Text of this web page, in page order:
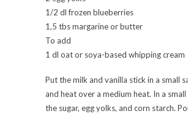
1/2 dl frozen blueberries
1,5 tbs margarine or butter
To add
1 dl oat or soya-based whipping cream
Put the milk and vanilla stick in a small
and heat over a medium heat. In a
the sugar, egg yolks, and corn starch.